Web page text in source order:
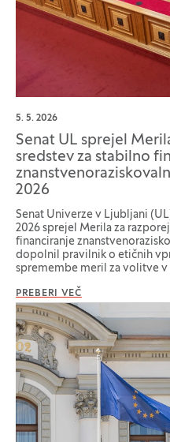
5. 5. 2026
Senat UL sprejel
sredstev za stabilno
2026
Senat Univerze v Ljubljani
2026 sprejel Merila za
financiranje
dopolnil pravilnik o etičnih
spremembe meril za volitve v
PREBERI VEČ